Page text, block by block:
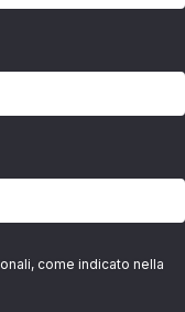
come indicato nella